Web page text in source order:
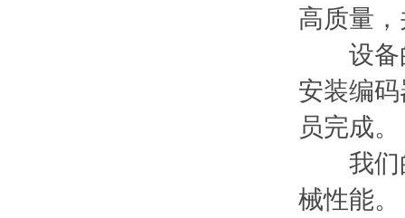
高质量
设备的
安装编
员完成。
我们的
械性能。